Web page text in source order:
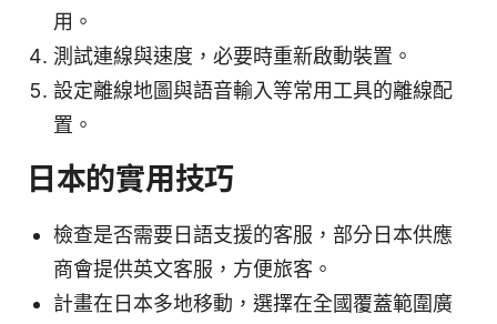
用。
測試連線與速度，必要時重新啟動裝置。
設定離線地圖與語音輸入等常用工具的離線配
置。
日本的實用技巧
檢查是否需要日語支援的客服，部分日本供應
商會提供英文客服，方便旅客。
計畫在日本多地移動，選擇在全國覆蓋範圍廣